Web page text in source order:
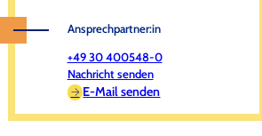
Ansprechpartner:in
+49 30 400548-0
Nachricht senden
E-Mail senden